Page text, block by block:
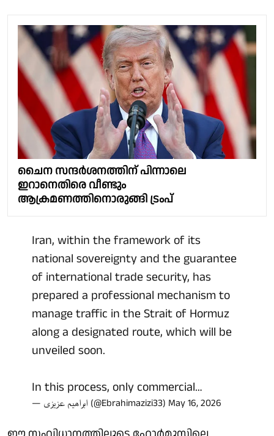
ചൈന സന്ദർശനത്തിന് പിന്നാലെ
ഇറാനെതിരെ വീണ്ടും
ആക്രമണത്തിനൊരുങ്ങി ട്രംപ്
Iran, within the framework of its
national sovereignty and the guarantee
of international trade security, has
prepared a professional mechanism to
manage traffic in the Strait of Hormuz
along a designated route, which will be
unveiled soon.
In this process, only commercial…
— ابراهیم عزیزی (@Ebrahimazizi33) May 16, 2026